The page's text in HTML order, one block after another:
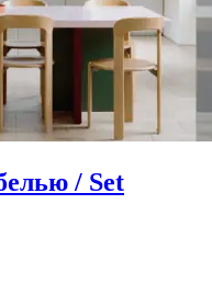
/ Set